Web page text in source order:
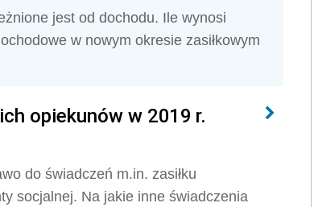
jest od dochodu. Ile wynosi
w nowym okresie zasiłkowym
opiekunów w 2019 r.
do świadczeń m.in. zasiłku
socjalnej. Na jakie inne świadczenia